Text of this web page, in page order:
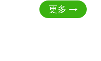
更多